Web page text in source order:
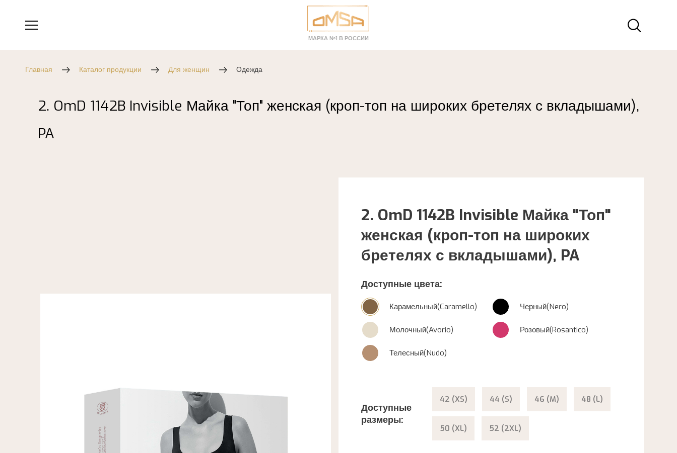
МАРКА №1 В РОССИИ
Главная Каталог продукции Для женщин Одежда
2. OmD 1142B Invisible Майка "Топ" женская (кроп-топ на широких бретелях с вкладышами),
PA
2. OmD 1142B Invisible Майка "Топ"
женская (кроп-топ на широких
бретелях с вкладышами), PA
Доступные цвета:
Карамельный(Caramello) Черный(Nero)
Молочный(Avorio) Розовый(Rosantico)
Телесный(Nudo)
Доступные
размеры:
42 (XS) 44 (S) 46 (M) 48 (L)
50 (XL) 52 (2XL)